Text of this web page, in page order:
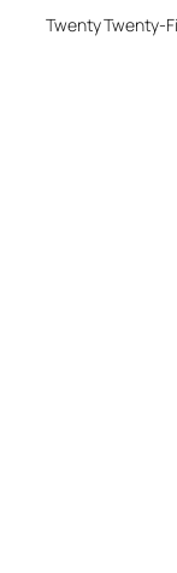
Twenty Twenty-